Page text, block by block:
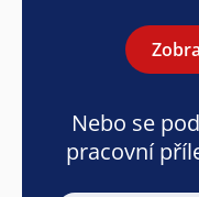
Nebo se
pracovní